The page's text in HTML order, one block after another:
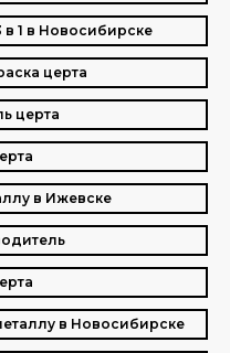
в 1 в Новосибирске
церта
церта
в Ижевске
в Новосибирске